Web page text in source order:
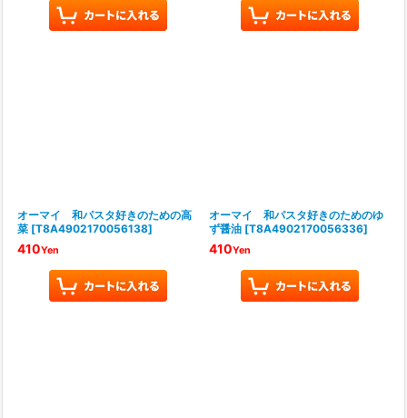
オーマイ 和パスタ好きのための高
菜 [T8A4902170056138]
410Yen
オーマイ 和パスタ好きのためのゆ
ず醤油 [T8A4902170056336]
410Yen